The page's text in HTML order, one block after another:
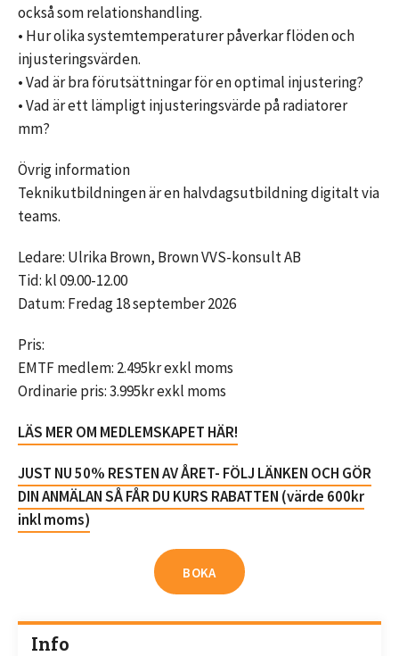
också som relationshandling.
• Hur olika systemtemperaturer påverkar flöden och
injusteringsvärden.
• Vad är bra förutsättningar för en optimal injustering?
• Vad är ett lämpligt injusteringsvärde på radiatorer
mm?
Övrig information
Teknikutbildningen är en halvdagsutbildning digitalt via
teams.
Ledare: Ulrika Brown, Brown VVS-konsult AB
Tid: kl 09.00-12.00
Datum: Fredag 18 september 2026
Pris:
EMTF medlem: 2.495kr exkl moms
Ordinarie pris: 3.995kr exkl moms
LÄS MER OM MEDLEMSKAPET HÄR!
JUST NU 50% RESTEN AV ÅRET- FÖLJ LÄNKEN OCH GÖR
DIN ANMÄLAN SÅ FÅR DU KURS RABATTEN (värde 600kr
inkl moms)
BOKA
Info